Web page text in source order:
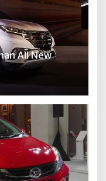
All New